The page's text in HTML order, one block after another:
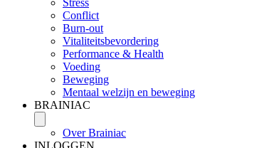
Stress
Conflict
Burn-out
Vitaliteitsbevordering
Performance & Health
Voeding
Beweging
Mentaal welzijn en beweging
BRAINIAC
Over Brainiac
INLOGGEN